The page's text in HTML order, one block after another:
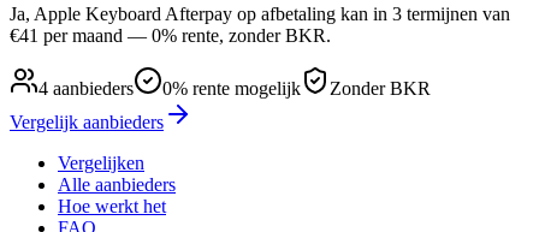
Ja, Apple Keyboard Afterpay op afbetaling kan in 3 termijnen van
€41 per maand — 0% rente, zonder BKR.
4 aanbieders 0% rente mogelijk
Zonder BKR
Vergelijk aanbieders
Vergelijken
Alle aanbieders
Hoe werkt het